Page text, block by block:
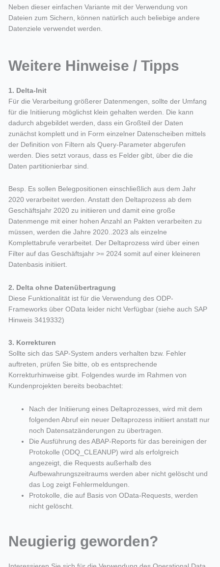
Neben dieser einfachen Variante mit der Verwendung von
Dateien zum Sichern, können natürlich auch beliebige andere
Datenziele verwendet werden.
Weitere Hinweise / Tipps
1. Delta-Init
Für die Verarbeitung größerer Datenmengen, sollte der Umfang
für die Initiierung möglichst klein gehalten werden. Die kann
dadurch abgebildet werden, dass ein Großteil der Daten
zunächst komplett und in Form einzelner Datenscheiben mittels
der Definition von Filtern als Query-Parameter abgerufen
werden. Dies setzt voraus, dass es Felder gibt, über die die
Daten partitionierbar sind.
Besp. Es sollen Belegpositionen einschließlich aus dem Jahr
2020 verarbeitet werden. Anstatt den Deltaprozess ab dem
Geschäftsjahr 2020 zu initiieren und damit eine große
Datenmenge mit einer hohen Anzahl an Pakten verarbeiten zu
müssen, werden die Jahre 2020..2023 als einzelne
Komplettabrufe verarbeitet. Der Deltaprozess wird über einen
Filter auf das Geschäftsjahr >= 2024 somit auf einer kleineren
Datenbasis initiiert.
2. Delta ohne Datenübertragung
Diese Funktionalität ist für die Verwendung des ODP-
Frameworks über OData leider nicht Verfügbar (siehe auch SAP
Hinweis 3419332)
3. Korrekturen
Sollte sich das SAP-System anders verhalten bzw. Fehler
auftreten, prüfen Sie bitte, ob es entsprechende
Korrekturhinweise gibt. Folgendes wurde im Rahmen von
Kundenprojekten bereits beobachtet:
Nach der Initiierung eines Deltaprozesses, wird mit dem
folgenden Abruf ein neuer Deltaprozess initiiert anstatt nur
noch Datensatzänderungen zu übertragen.
Die Ausführung des ABAP-Reports für das bereinigen der
Protokolle (ODQ_CLEANUP) wird als erfolgreich
angezeigt, die Requests außerhalb des
Aufbewahrungszeitraums werden aber nicht gelöscht und
das Log zeigt Fehlermeldungen.
Protokolle, die auf Basis von OData-Requests, werden
nicht gelöscht.
Neugierig geworden?